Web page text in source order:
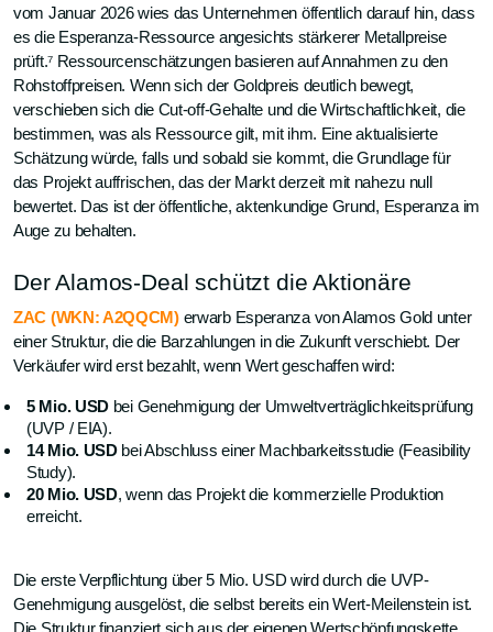
vom Januar 2026 wies das Unternehmen öffentlich darauf hin, dass
es die Esperanza-Ressource angesichts stärkerer Metallpreise
prüft.⁷ Ressourcenschätzungen basieren auf Annahmen zu den
Rohstoffpreisen. Wenn sich der Goldpreis deutlich bewegt,
verschieben sich die Cut-off-Gehalte und die Wirtschaftlichkeit, die
bestimmen, was als Ressource gilt, mit ihm. Eine aktualisierte
Schätzung würde, falls und sobald sie kommt, die Grundlage für
das Projekt auffrischen, das der Markt derzeit mit nahezu null
bewertet. Das ist der öffentliche, aktenkundige Grund, Esperanza im
Auge zu behalten.
Der Alamos-Deal schützt die Aktionäre
ZAC (WKN: A2QQCM)erwarb Esperanza von Alamos Gold unter
einer Struktur, die die Barzahlungen in die Zukunft verschiebt. Der
Verkäufer wird erst bezahlt, wenn Wert geschaffen wird:
5 Mio. USD bei Genehmigung der Umweltverträglichkeitsprüfung
(UVP / EIA).
14 Mio. USDbei Abschluss einer Machbarkeitsstudie (Feasibility
Study).
20 Mio. USD, wenn das Projekt die kommerzielle Produktion
erreicht.
Die erste Verpflichtung über 5 Mio. USD wird durch die UVP-
Genehmigung ausgelöst, die selbst bereits ein Wert-Meilenstein ist.